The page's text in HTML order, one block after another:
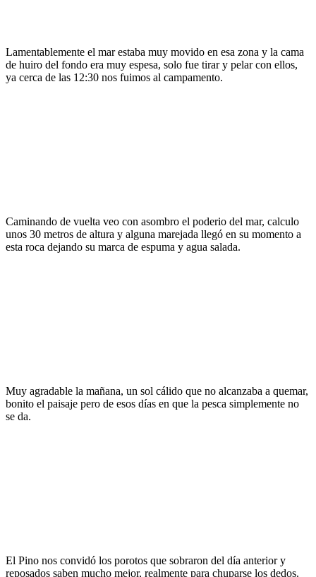
Lamentablemente el mar estaba muy movido en esa zona y la cama
de huiro del fondo era muy espesa, solo fue tirar y pelar con ellos,
ya cerca de las 12:30 nos fuimos al campamento.
Caminando de vuelta veo con asombro el poderio del mar, calculo
unos 30 metros de altura y alguna marejada llegó en su momento a
esta roca dejando su marca de espuma y agua salada.
Muy agradable la mañana, un sol cálido que no alcanzaba a quemar,
bonito el paisaje pero de esos días en que la pesca simplemente no
se da.
El Pino nos convidó los porotos que sobraron del día anterior y
reposados saben mucho mejor, realmente para chuparse los dedos.